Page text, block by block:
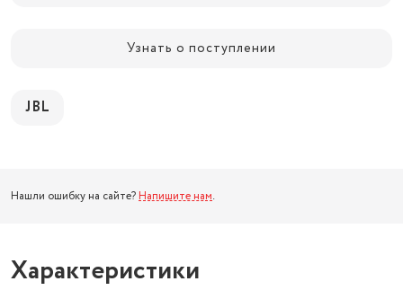
Узнать о поступлении
JBL
Нашли ошибку на сайте? Напишите нам.
Характеристики